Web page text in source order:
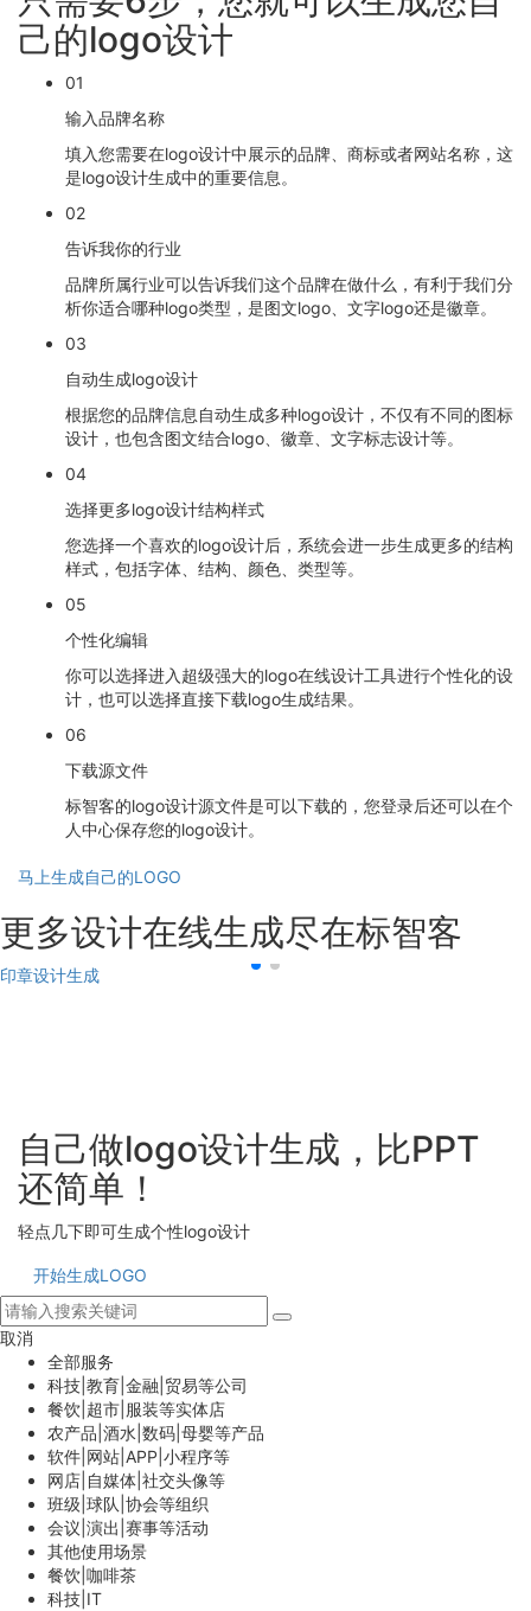
己的logo设计
01
输入品牌名称
填入您需要在logo设计中展示的品牌、商标或者网站名称，这
是logo设计生成中的重要信息。
02
告诉我你的行业
品牌所属行业可以告诉我们这个品牌在做什么，有利于我们分
析你适合哪种logo类型，是图文logo、文字logo还是徽章。
03
自动生成logo设计
根据您的品牌信息自动生成多种logo设计，不仅有不同的图标
设计，也包含图文结合logo、徽章、文字标志设计等。
04
选择更多logo设计结构样式
您选择一个喜欢的logo设计后，系统会进一步生成更多的结构
样式，包括字体、结构、颜色、类型等。
05
个性化编辑
你可以选择进入超级强大的logo在线设计工具进行个性化的设
计，也可以选择直接下载logo生成结果。
06
下载源文件
标智客的logo设计源文件是可以下载的，您登录后还可以在个
人中心保存您的logo设计。
马上生成自己的LOGO
更多设计在线生成尽在标智客
印章设计生成
自己做logo设计生成，比PPT
还简单！
轻点几下即可生成个性logo设计
开始生成LOGO
取消
全部服务
科技|教育|金融|贸易等公司
餐饮|超市|服装等实体店
农产品|酒水|数码|母婴等产品
软件|网站|APP|小程序等
网店|自媒体|社交头像等
班级|球队|协会等组织
会议|演出|赛事等活动
其他使用场景
餐饮|咖啡茶
科技|IT